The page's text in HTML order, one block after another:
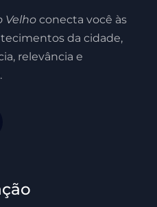
Velho conecta você às
da cidade,
relevância e